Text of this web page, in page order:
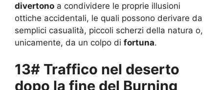
divertono a condividere le proprie illusioni
ottiche accidentali, le quali possono derivare da
semplici casualità, piccoli scherzi della natura o,
unicamente, da un colpo di fortuna.
13# Traffico nel deserto
dopo la fine del Burning